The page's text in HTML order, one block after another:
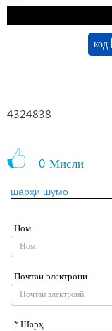
код
4324838
0 Мисли
шарҳи шумо
Ном
Почтаи электронӣ
* Шарҳ